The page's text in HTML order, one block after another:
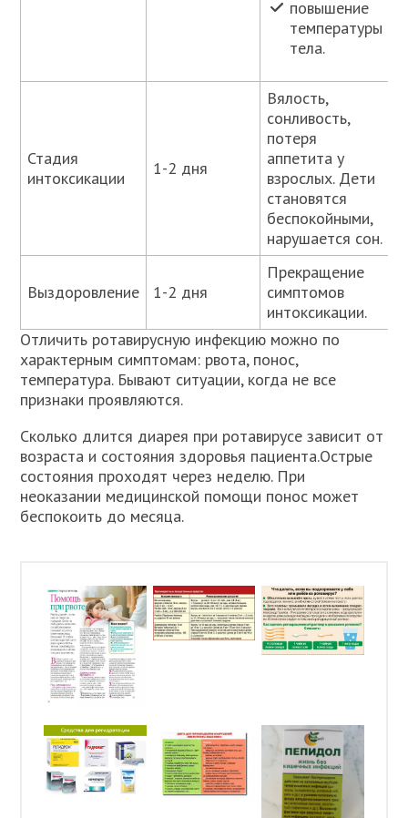
повышение
температуры
тела.
Стадия
интоксикации
1-2 дня
Вялость,
сонливость,
потеря
аппетита у
взрослых. Дети
становятся
беспокойными,
нарушается сон.
Выздоровление 1-2 дня
Прекращение
симптомов
интоксикации.
Отличить ротавирусную инфекцию можно по
характерным симптомам: рвота, понос,
температура. Бывают ситуации, когда не все
признаки проявляются.
Сколько длится диарея при ротавирусе зависит от
возраста и состояния здоровья пациента.Острые
состояния проходят через неделю. При
неоказании медицинской помощи понос может
беспокоить до месяца.